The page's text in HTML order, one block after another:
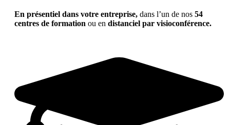
En présentiel dans votre entreprise, dans l’un de nos 54
centres de formation ou en distanciel par visioconférence.